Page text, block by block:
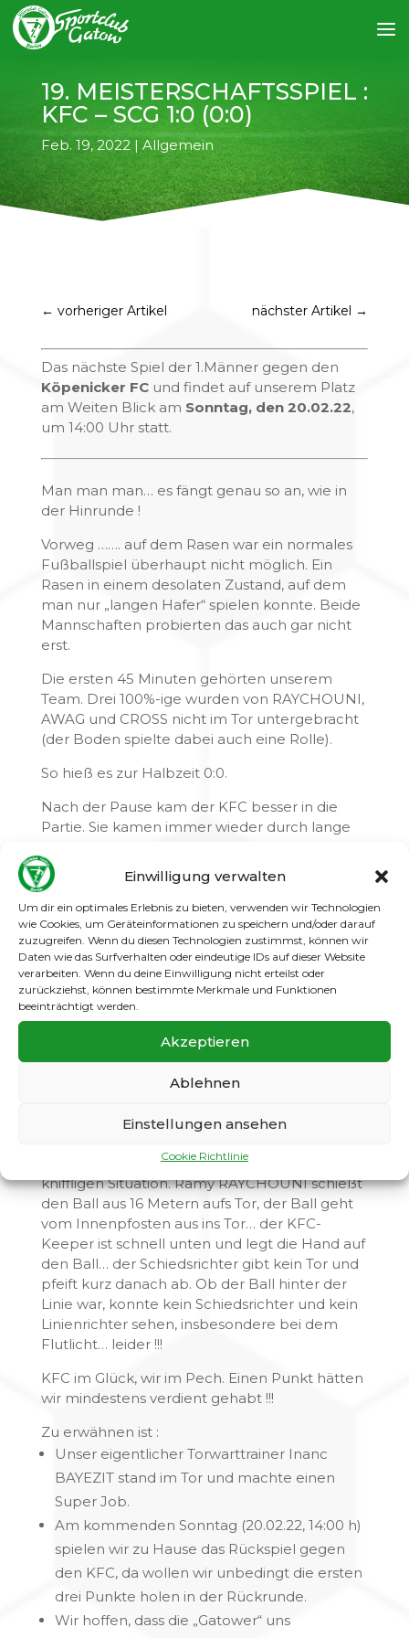
Einwilligung verwalten
Um dir ein optimales Erlebnis zu bieten, verwenden wir Technologien
wie Cookies, um Geräteinformationen zu speichern und/oder darauf
zuzugreifen. Wenn du diesen Technologien zustimmst, können wir
Daten wie das Surfverhalten oder eindeutige IDs auf dieser Website
verarbeiten. Wenn du deine Einwilligung nicht erteilst oder
zurückziehst, können bestimmte Merkmale und Funktionen
beeinträchtigt werden.
Akzeptieren
Ablehnen
Einstellungen ansehen
Cookie Richtlinie
19. MEISTERSCHAFTSSPIEL :
KFC – SCG 1:0 (0:0)
Feb. 19, 2022|Allgemein
← vorheriger Artikel nächster Artikel →
Das nächste Spiel der 1.Männer gegen den
Köpenicker FCund findet auf unserem Platz
am Weiten Blick am Sonntag, den 20.02.22,
um 14:00 Uhr statt.
Man man man… es fängt genau so an, wie in
der Hinrunde !
Vorweg ……. auf dem Rasen war ein normales
Fußballspiel überhaupt nicht möglich. Ein
Rasen in einem desolaten Zustand, auf dem
man nur „langen Hafer“ spielen konnte. Beide
Mannschaften probierten das auch gar nicht
erst.
Die ersten 45 Minuten gehörten unserem
Team. Drei 100%-ige wurden von RAYCHOUNI,
AWAG und CROSS nicht im Tor untergebracht
(der Boden spielte dabei auch eine Rolle).
So hieß es zur Halbzeit 0:0.
Nach der Pause kam der KFC besser in die
Partie. Sie kamen immer wieder durch lange
gefährlichen Torabschlüssen.
In der 55. Spielminute kam der KFC in unseren
Strafraum… Grätsche von Fatih GÜLLÜ…… der
Spieler von KFC kam zu Fall….. Elfmeter…….. 1:0
KFC !!!
Nach dem 0:1 übernahmen wir wieder das
Spielgeschehen, erspielten uns auch einige
Chancen, der Ball wollte jedoch nicht ins Tor.
Freistoß, 18 Meter vor dem Tor des KFC.
Winkel… und der Torwart pariert „Weltklasse“ !
In der Nachspielzeit kam es nochmal zu einer
kniffligen Situation. Ramy RAYCHOUNI schießt
den Ball aus 16 Metern aufs Tor, der Ball geht
vom Innenpfosten aus ins Tor… der KFC-
Keeper ist schnell unten und legt die Hand auf
den Ball… der Schiedsrichter gibt kein Tor und
pfeift kurz danach ab. Ob der Ball hinter der
Linie war, konnte kein Schiedsrichter und kein
Linienrichter sehen, insbesondere bei dem
Flutlicht… leider !!!
KFC im Glück, wir im Pech. Einen Punkt hätten
wir mindestens verdient gehabt !!!
Zu erwähnen ist :
Unser eigentlicher Torwarttrainer Inanc
BAYEZIT stand im Tor und machte einen
Super Job.
Am kommenden Sonntag (20.02.22, 14:00 h)
spielen wir zu Hause das Rückspiel gegen
den KFC, da wollen wir unbedingt die ersten
drei Punkte holen in der Rückrunde.
Wir hoffen, dass die „Gatower“ uns